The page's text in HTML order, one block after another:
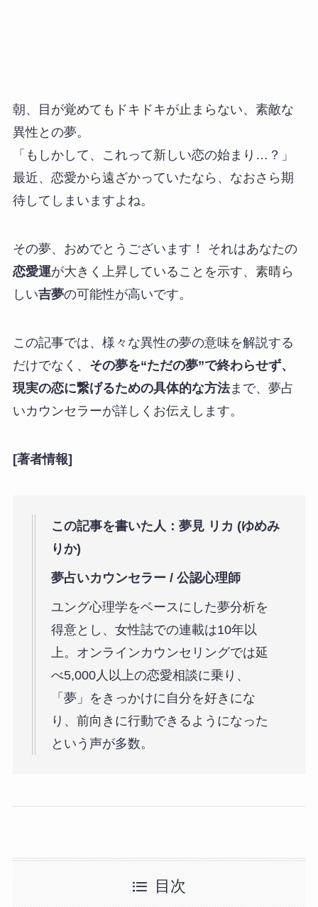
朝、目が覚めてもドキドキが止まらない、素敵な
異性との夢。
「もしかして、これって新しい恋の始まり…？」
最近、恋愛から遠ざかっていたなら、なおさら期
待してしまいますよね。
その夢、おめでとうございます！ それはあなたの
恋愛運が大きく上昇していることを示す、素晴ら
しい吉夢の可能性が高いです。
この記事では、様々な異性の夢の意味を解説する
だけでなく、 その夢を“ただの夢”で終わらせず、
現実の恋に繋げるための具体的な方法まで、夢占
いカウンセラーが詳しくお伝えします。
[著者情報]
この記事を書いた人：夢見 リカ (ゆめみ
りか)
夢占いカウンセラー / 公認心理師
ユング心理学をベースにした夢分析を
得意とし、女性誌での連載は10年以
上。オンラインカウンセリングでは延
べ5,000人以上の恋愛相談に乗り、
「夢」をきっかけに自分を好きにな
り、前向きに行動できるようになった
という声が多数。
目次